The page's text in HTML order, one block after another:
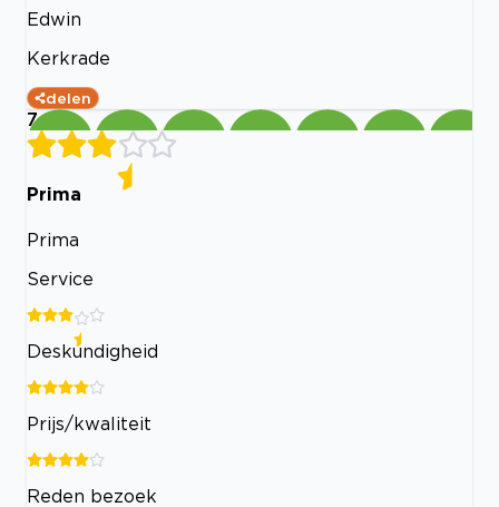
Edwin
Kerkrade
delen
7
Prima
Prima
Service
Deskundigheid
Prijs/kwaliteit
Reden bezoek